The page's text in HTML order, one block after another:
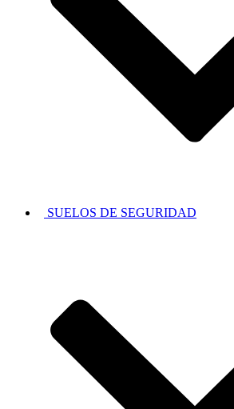
SUELOS DE SEGURIDAD